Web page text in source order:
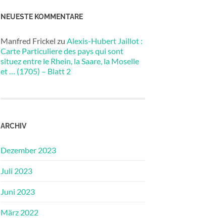
NEUESTE KOMMENTARE
Manfred Frickel zu Alexis-Hubert Jaillot :
Carte Particuliere des pays qui sont
situez entre le Rhein, la Saare, la Moselle
et … (1705) – Blatt 2
ARCHIV
Dezember 2023
Juli 2023
Juni 2023
März 2022